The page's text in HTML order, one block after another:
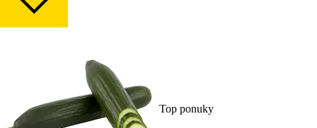
Top ponuky